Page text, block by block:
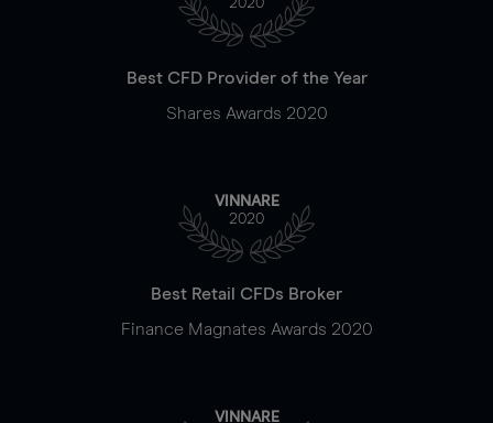
Best CFD Provider of the Year
Shares Awards 2020
VINNARE
2020
Best Retail CFDs Broker
Finance Magnates Awards 2020
VINNARE